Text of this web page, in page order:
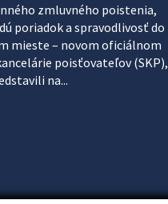
zmluvného poistenia,
poriadok a spravodlivosť do
mieste – novom oficiálnom
poisťovateľov (SKP),
na...